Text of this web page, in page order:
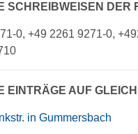
SCHREIBWEISEN DER
0, +49 2261 9271-0,
EINTRÄGE AUF
in Gummersbach